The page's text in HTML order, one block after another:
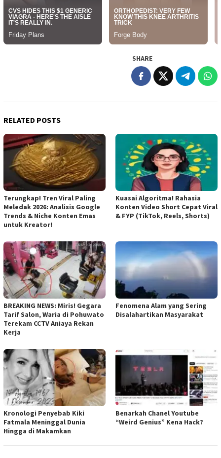
SHARE
RELATED POSTS
Terungkap! Tren Viral Paling
Meledak 2026: Analisis Google
Trends & Niche Konten Emas
untuk Kreator!
Kuasai Algoritma! Rahasia
Konten Video Short Cepat Viral
& FYP (TikTok, Reels, Shorts)
BREAKING NEWS: Miris! Gegara
Tarif Salon, Waria di Pohuwato
Terekam CCTV Aniaya Rekan
Kerja
Fenomena Alam yang Sering
Disalahartikan Masyarakat
Kronologi Penyebab Kiki
Fatmala Meninggal Dunia
Hingga di Makamkan
Benarkah Chanel Youtube
“Weird Genius” Kena Hack?